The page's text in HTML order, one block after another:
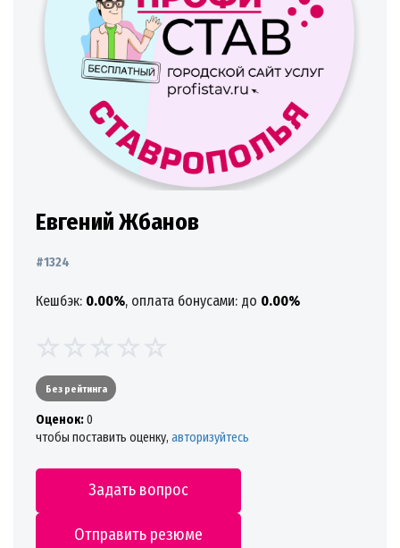
Евгений Жбанов
#1324
Кешбэк: 0.00%, оплата бонусами: до 0.00%
Без рейтинга
Oценок:0
чтобы поставить оценку, авторизуйтесь
Задать вопрос
Отправить резюме